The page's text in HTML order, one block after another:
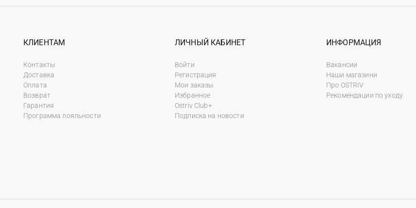
КЛИЕНТАМ
Контакты
Доставка
Оплата
Возврат
Гарантия
Программа лояльности
ЛИЧНЫЙ КАБИНЕТ
Войти
Регистрация
Мои заказы
Избранное
Ostriv Club+
Подписка на новости
ИНФОРМАЦИЯ
Вакансии
Наши магазини
Про OSTRIV
Рекомендации по уходу